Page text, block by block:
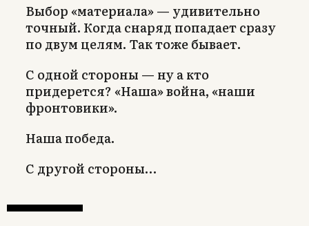
Выбор «материала» — удивительно
точный. Когда снаряд попадает сразу
по двум целям. Так тоже бывает.
С одной стороны — ну а кто
придерется? «Наша» война, «наши
фронтовики».
Наша победа.
С другой стороны…